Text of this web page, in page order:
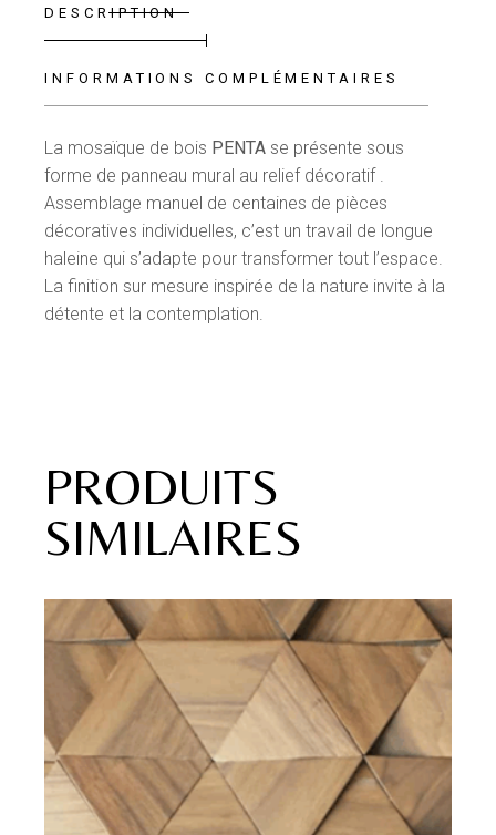
DESCRIPTION
INFORMATIONS COMPLÉMENTAIRES
La mosaïque de bois PENTA se présente sous
forme de panneau mural au relief décoratif .
Assemblage manuel de centaines de pièces
décoratives individuelles, c’est un travail de longue
haleine qui s’adapte pour transformer tout l’espace.
La finition sur mesure inspirée de la nature invite à la
détente et la contemplation.
PRODUITS
SIMILAIRES